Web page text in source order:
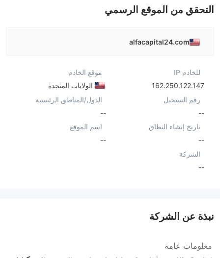
التحقق من الموقع الرسمي
alfacapital24.com
للخادم IP
162.250.122.147
موقع الخادم
الولايات المتحدة
رقم التسجيل
--
الدول/المناطق الرئيسية
--
تاريخ إنشاء النطاق
--
اسم الموقع
--
الشركة
--
نبذة عن الشركة
معلومات عامة